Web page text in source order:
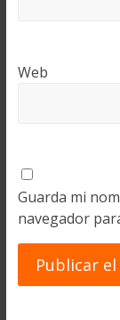
Web
Guarda mi
navegador